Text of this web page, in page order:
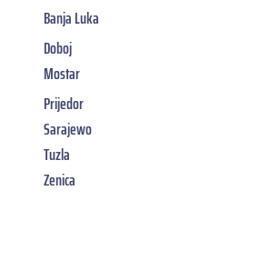
Banja Luka
Doboj
Mostar
Prijedor
Sarajewo
Tuzla
Zenica